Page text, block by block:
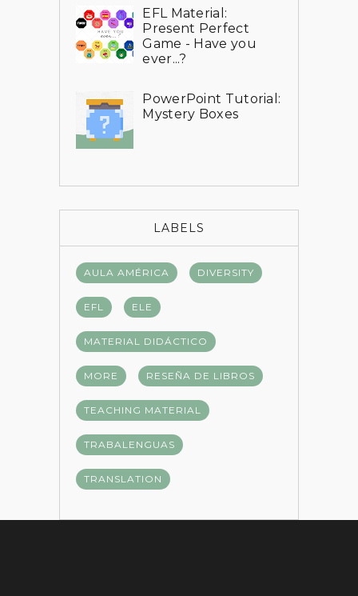
EFL Material:
Present Perfect
Game - Have you
ever...?
PowerPoint Tutorial:
Mystery Boxes
LABELS
AULA AMÉRICA DIVERSITY
EFL ELE
MATERIAL DIDÁCTICO
MORE RESEÑA DE LIBROS
TEACHING MATERIAL
TRABALENGUAS
TRANSLATION